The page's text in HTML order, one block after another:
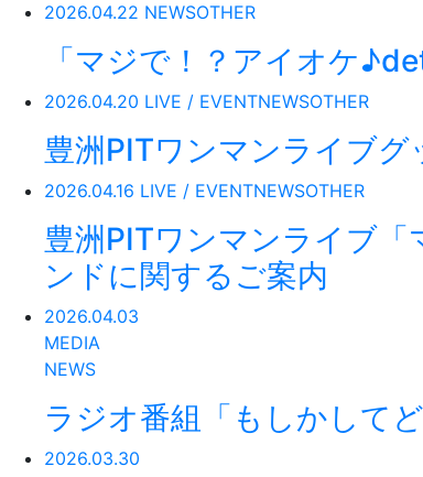
2026.04.22 NEWSOTHER
「マジで！？アイオケ
2026.04.20 LIVE / EVENTNEWSOTHER
豊洲PITワンマンライブグ
2026.04.16 LIVE / EVENTNEWSOTHER
豊洲PITワンマンライブ
ンドに関するご案内
2026.04.03
MEDIA
NEWS
ラジオ番組「もしかして
2026.03.30